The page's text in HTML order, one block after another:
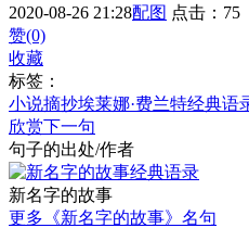
2020-08-26 21:28配图 点击：75
赞(0)
收藏
标签：
小说摘抄埃莱娜·费兰特经典语
欣赏下一句
句子的出处/作者
新名字的故事
更多《新名字的故事》名句